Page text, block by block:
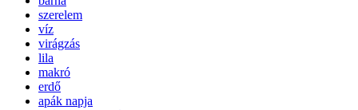
szerelem
víz
virágzás
lila
makró
erdő
apák napja